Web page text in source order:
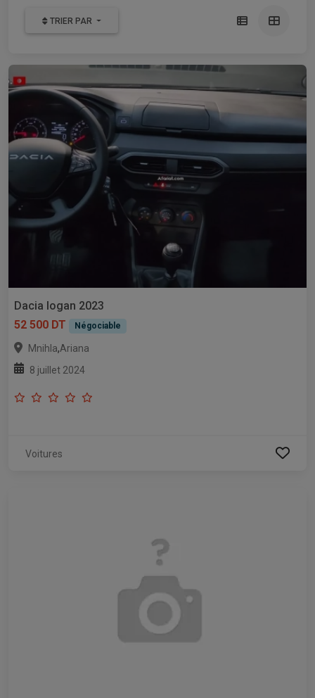
TRIER PAR
Dacia logan 2023
52 500 DT
Négociable
Mnihla,Ariana
8 juillet 2024
Voitures